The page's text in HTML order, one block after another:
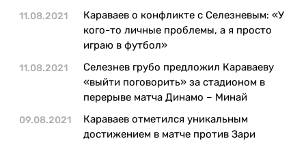
11.08.2021
Караваев о конфликте с Селезневым: «У
кого-то личные проблемы, а я просто
играю в футбол»
11.08.2021
Селезнев грубо предложил Караваеву
«выйти поговорить» за стадионом в
перерыве матча Динамо – Минай
09.08.2021
Караваев отметился уникальным
достижением в матче против Зари